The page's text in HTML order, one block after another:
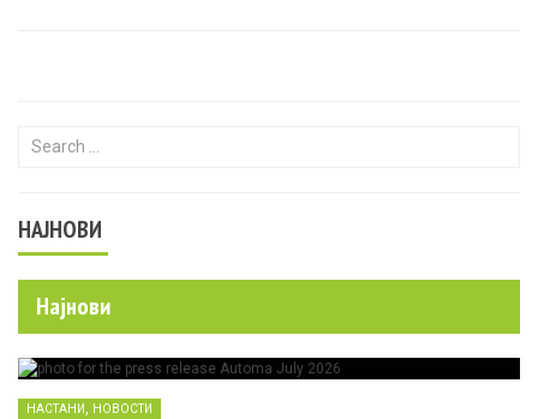
Search for:
НАЈНОВИ
Најнови
НАСТАНИ, НОВОСТИ